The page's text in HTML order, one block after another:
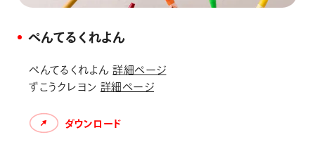
ぺんてるくれよん
ぺんてるくれよん詳細ページ
ずこうクレヨン 詳細ページ
ダウンロード